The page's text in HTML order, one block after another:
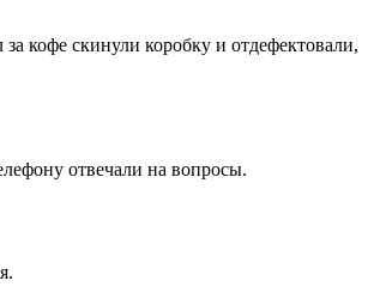
кофе скинули коробку и отдефектовали,
отвечали на вопросы.